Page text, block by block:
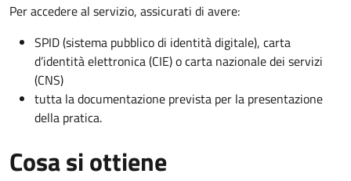
Per accedere al servizio, assicurati di avere:
SPID (sistema pubblico di identità digitale), carta
d’identità elettronica (CIE) o carta nazionale dei servizi
(CNS)
tutta la documentazione prevista per la presentazione
della pratica.
Cosa si ottiene